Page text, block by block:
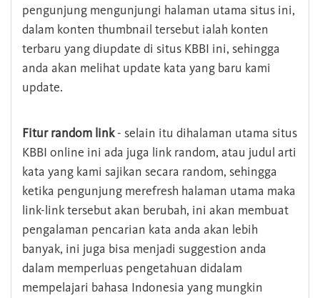
pengunjung mengunjungi halaman utama situs ini,
dalam konten thumbnail tersebut ialah konten
terbaru yang diupdate di situs KBBI ini, sehingga
anda akan melihat update kata yang baru kami
update.
Fitur random link- selain itu dihalaman utama situs
KBBI online ini ada juga link random, atau judul arti
kata yang kami sajikan secara random, sehingga
ketika pengunjung merefresh halaman utama maka
link-link tersebut akan berubah, ini akan membuat
pengalaman pencarian kata anda akan lebih
banyak, ini juga bisa menjadi suggestion anda
dalam memperluas pengetahuan didalam
mempelajari bahasa Indonesia yang mungkin